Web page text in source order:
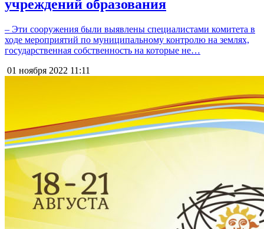
учреждений образования
– Эти сооружения были выявлены специалистами комитета в
ходе мероприятий по муниципальному контролю на землях,
государственная собственность на которые не…
01 ноября 2022 11:11